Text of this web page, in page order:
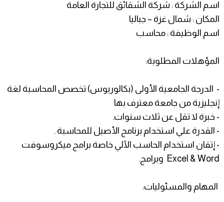
اسم الشركة : شركة الشقائق للتجارة العامة
المكان : شمال غزة – جباليا
اسم الوظيفة : محاسب
المؤهلات المطلوبة:
- الدرجة الجامعية الأولى (بكالوريوس) تخصص المحاسبة لغة
إنجليزية من جامعة معترف بها
- خبرة لا تقل عن ثلاث سنوات.
- القدرة علي استخدام برنامج الأصيل للمحاسبة .
- إتقان استخدام الحاسب الآلي خاصة برامج ميكروسوفت
Excel & Word وبرامج.
المهام والمسئوليات: